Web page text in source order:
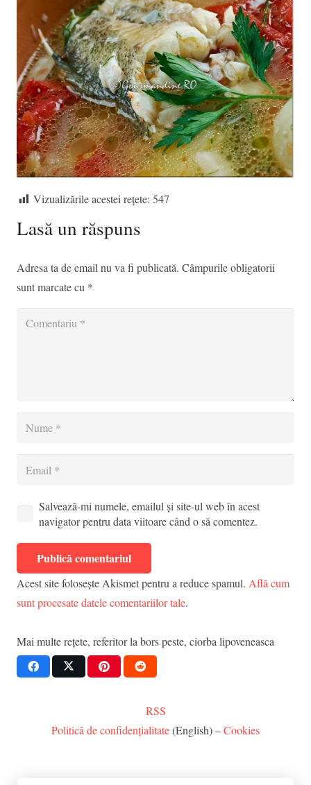
Vizualizările acestei rețete: 547
Lasă un răspuns
Adresa ta de email nu va fi publicată. Câmpurile obligatorii
sunt marcate cu *
Salvează-mi numele, emailul și site-ul web în acest
navigator pentru data viitoare când o să comentez.
Publică comentariul
Acest site folosește Akismet pentru a reduce spamul. Află cum
sunt procesate datele comentariilor tale.
Mai multe rețete, referitor la bors peste, ciorba lipoveneasca
RSS
Politică de confidențialitate(English) –Cookies